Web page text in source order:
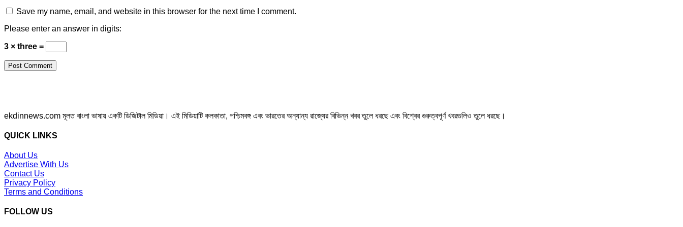
Save my name, email, and website in this browser for the next time I comment.
Please enter an answer in digits:
3 × three =
ekdinnews.com মূলত বাংলা ভাষায় একটি ডিজিটাল মিডিয়া। এই মিডিয়াটি কলকাতা, পশ্চিমবঙ্গ এবং ভারতের অন্যান্য রাজ্যের বিভিন্ন খবর তুলে ধরছে এবং বিশ্বের গুরুত্বপূর্ণ খবরগুলিও তুলে ধরছে।
QUICK LINKS
About Us
Advertise With Us
Contact Us
Privacy Policy
Terms and Conditions
FOLLOW US